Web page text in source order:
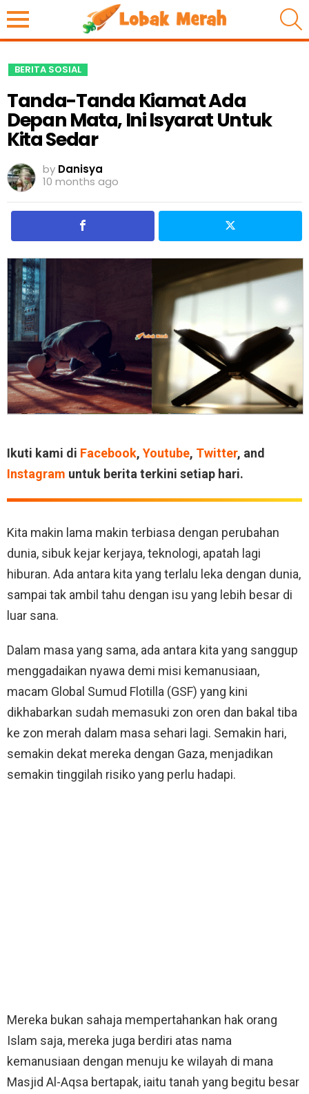
BERITA SOSIAL
Tanda-Tanda Kiamat Ada
Depan Mata, Ini Isyarat Untuk
Kita Sedar
by Danisya
10 months ago
Ikuti kami di Facebook, Youtube, Twitter, and
Instagram untuk berita terkini setiap hari.
Kita makin lama makin terbiasa dengan perubahan
dunia, sibuk kejar kerjaya, teknologi, apatah lagi
hiburan. Ada antara kita yang terlalu leka dengan dunia,
sampai tak ambil tahu dengan isu yang lebih besar di
luar sana.
Dalam masa yang sama, ada antara kita yang sanggup
menggadaikan nyawa demi misi kemanusiaan,
macam Global Sumud Flotilla (GSF) yang kini
dikhabarkan sudah memasuki zon oren dan bakal tiba
ke zon merah dalam masa sehari lagi. Semakin hari,
semakin dekat mereka dengan Gaza, menjadikan
semakin tinggilah risiko yang perlu hadapi.
Mereka bukan sahaja mempertahankan hak orang
Islam saja, mereka juga berdiri atas nama
kemanusiaan dengan menuju ke wilayah di mana
Masjid Al-Aqsa bertapak, iaitu tanah yang begitu besar